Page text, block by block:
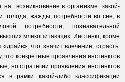
на возникновение в организме какой-
голода, жажды, потребности во сне, в
потребности, познавательной
млекопитающих. Инстинкт, кроме
что значит влечение, страсть.
что конкретные проявления инстинктов
но стратегии проявления инстинктов
в рамки какой-либо классификации